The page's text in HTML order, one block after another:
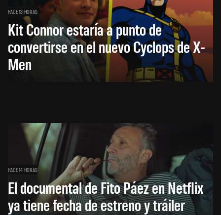
HACE 13 HORAS
Kit Connor estaría a punto de
convertirse en el nuevo Cyclops de X-
Men
HACE 14 HORAS
El documental de Fito Páez en Netflix
ya tiene fecha de estreno y tráiler